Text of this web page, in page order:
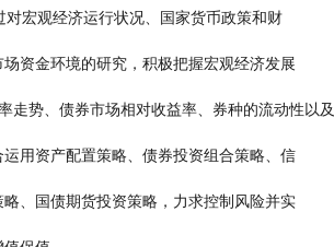
本基金将通过对宏观经济运行状况、国家货币政策和财
政政策及资本市场资金环境的研究，积极把握宏观经济发展
走势、债券市场相对收益率、券种的流动性以及
信用水平，综合运用资产配置策略、债券投资组合策略、信
用衍生品投资策略、国债期货投资策略，力求控制风险并实